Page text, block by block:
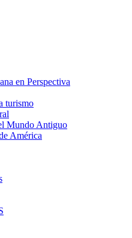
en Perspectiva
turismo
Mundo Antiguo
América